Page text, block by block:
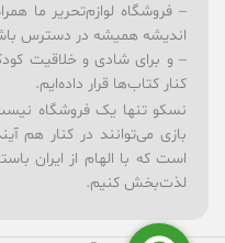
– فروشگاه لوازم‌تحریر ما
اندیشه همیشه در دسترس
– و برای شادی و خلاقیت
کنار کتاب‌ها قرار داده‌ایم.
نسکو تنها یک فروشگاه
بازی می‌توانند در کنار هم
است که با الهام از ایران
لذت‌بخش کنیم.